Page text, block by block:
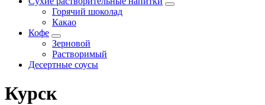
Горячий шоколад
Какао
Кофе
Зерновой
Растворимый
Десертные соусы
Курск